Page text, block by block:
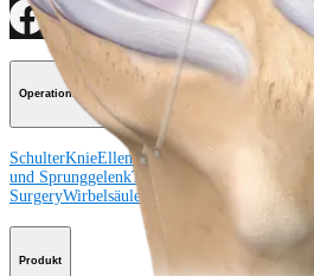
Operationsverfahren
SchulterKnieEllenbogen Schulterendoprothetik
und SprunggelenkTrauma Hüfte
SurgeryWirbelsäule
Produkt